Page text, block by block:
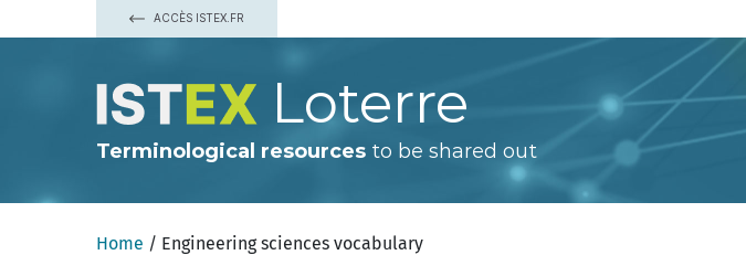
ACCÈS ISTEX.FR
Loterre
Terminological resources to be shared out
Home / Engineering sciences vocabulary